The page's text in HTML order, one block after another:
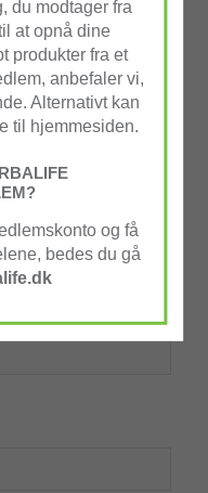
telefontiden
du modtager fra
at opnå dine
produkter fra et
anbefaler vi,
Alternativt kan
til hjemmesiden.
og få
bedes du gå